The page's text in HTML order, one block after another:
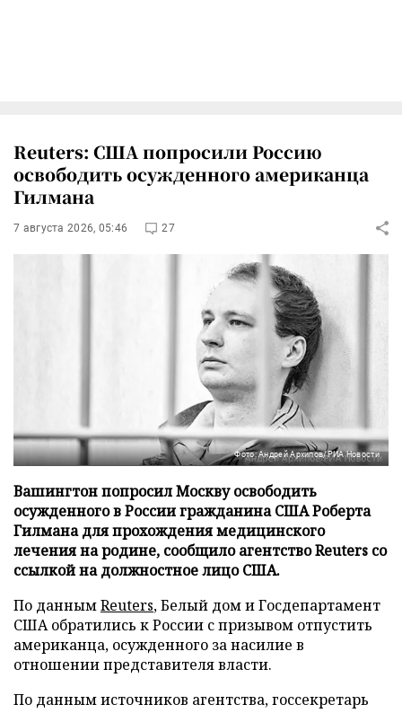
Reuters: США попросили Россию
освободить осужденного американца
Гилмана
7 августа 2026, 05:46 27
Фото: Андрей Архипов/РИА Новости
Вашингтон попросил Москву освободить
осужденного в России гражданина США Роберта
Гилмана для прохождения медицинского
лечения на родине, сообщило агентство Reuters со
ссылкой на должностное лицо США.
По даннымReuters, Белый дом и Госдепартамент
США обратились к России с призывом отпустить
американца, осужденного за насилие в
отношении представителя власти.
По данным источников агентства, госсекретарь